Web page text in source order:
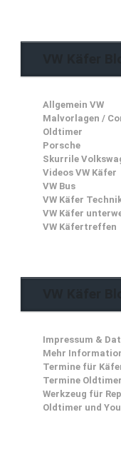
Allgemein VW
Malvorlagen /
Oldtimer
Porsche
Skurrile
Videos VW Käfer
VW Bus
VW Käfer
VW Käfer
VW Käfertreffen
Impressum &
Mehr
Termine für
Termine
Werkzeug für
Oldtimer und